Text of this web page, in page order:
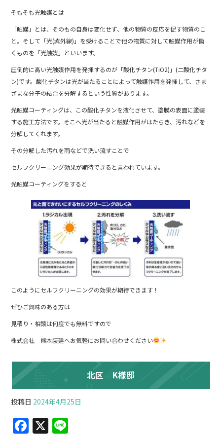
そもそも光触媒とは
「触媒」とは、そのもの自身は変化せず、他の物質の反応を促す物質のこ
と。そして「光(紫外線)」を受けることで他の物質に対して触媒作用が働
くものを「光触媒」といいます。
圧倒的に高い光触媒作用を発揮するのが「酸化チタン(TiO2)」(二酸化チタ
ン)です。酸化チタンは光が当たることによって触媒作用を発揮して、さま
ざまな分子の結合を分解するという性質があります。
光触媒コーティングは、この酸化チタンを液化させて、塗膜の表面に塗装
する施工方法です。そこへ光が当たると触媒作用がはたらき、汚れなどを
分解してくれます。
その分解した汚れを雨などで洗い流すことで
セルフクリーニング効果が期待できると言われています。
光触媒コーティングをすると
このようにセルフクリーニングの効果が期待できます！
ぜひご興味のある方は
見積り・相談は何度でも無料ですので
株式会社 熊本装建へお気軽にお問い合わせください
北区 K様邸
投稿日 2024年4月25日
F X